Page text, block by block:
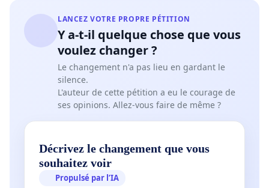
LANCEZ VOTRE PROPRE PÉTITION
Y a-t-il quelque chose que vous
voulez changer ?
Le changement n'a pas lieu en gardant le
silence.
L'auteur de cette pétition a eu le courage de
ses opinions. Allez-vous faire de même ?
Décrivez le changement que vous
souhaitez voir
Propulsé par l’IA